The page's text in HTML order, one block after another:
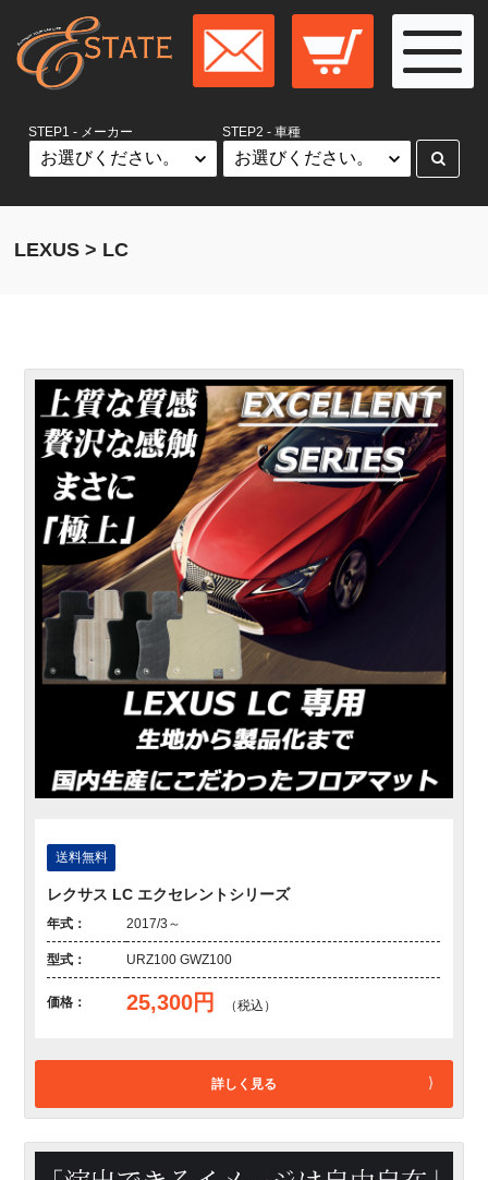
STEP1 - メーカー STEP2 - 車種
LEXUS > LC
送料無料
レクサス LC エクセレントシリーズ
年式： 2017/3～
型式： URZ100 GWZ100
価格： 25,300円 （税込）
詳しく見る